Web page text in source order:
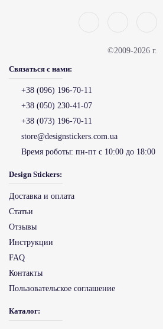
©2009-2026 г.
Связаться с нами:
+38 (096) 196-70-11
+38 (050) 230-41-07
+38 (073) 196-70-11
store@designstickers.com.ua
Время роботы: пн-пт с 10:00 до 18:00
Design Stickers:
Доставка и оплата
Статьи
Отзывы
Инструкции
FAQ
Контакты
Пользовательское соглашение
Каталог: